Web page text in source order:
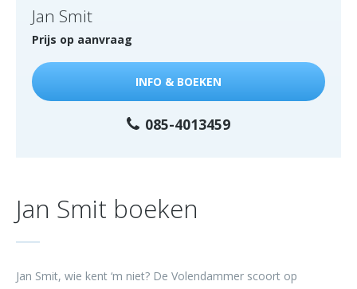
Jan Smit
Prijs op aanvraag
INFO & BOEKEN
085-4013459
Jan Smit boeken
Jan Smit, wie kent ‘m niet? De Volendammer scoort op